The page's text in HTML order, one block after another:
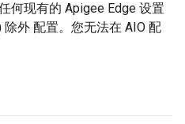
何现有的 Apigee Edge 设置
外 配置。您无法在 AIO 配